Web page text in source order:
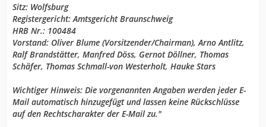
Sitz: Wolfsburg
Registergericht: Amtsgericht Braunschweig
HRB Nr.: 100484
Vorstand: Oliver Blume (Vorsitzender/Chairman), Arno Antlitz,
Ralf Brandstätter, Manfred Döss, Gernot Döllner, Thomas
Schäfer, Thomas Schmall-von Westerholt, Hauke Stars
Wichtiger Hinweis: Die vorgenannten Angaben werden jeder E-
Mail automatisch hinzugefügt und lassen keine Rückschlüsse
auf den Rechtscharakter der E-Mail zu."